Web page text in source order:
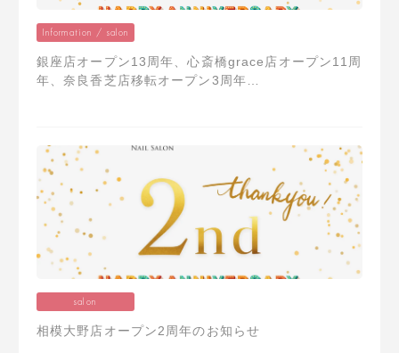
Information / salon
銀座店オープン13周年、心斎橋grace店オープン11周
年、奈良香芝店移転オープン3周年…
salon
相模大野店オープン2周年のお知らせ